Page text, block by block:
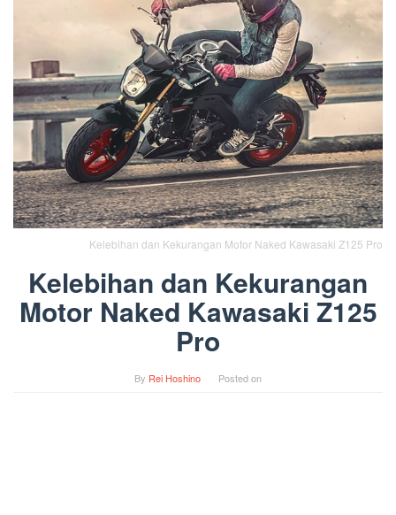
Kelebihan dan Kekurangan Motor Naked Kawasaki Z125 Pro
Kelebihan dan Kekurangan
Motor Naked Kawasaki Z125
Pro
By Rei Hoshino Posted on